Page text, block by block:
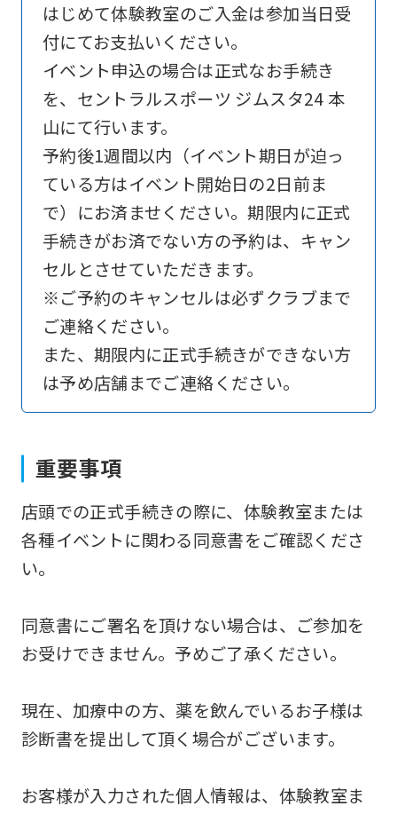
はじめて体験教室のご入金は参加当日受
付にてお支払いください。
イベント申込の場合は正式なお手続き
を、セントラルスポーツ ジムスタ24 本
山にて行います。
予約後1週間以内（イベント期日が迫っ
ている方はイベント開始日の2日前ま
で）にお済ませください。期限内に正式
手続きがお済でない方の予約は、キャン
セルとさせていただきます。
※ご予約のキャンセルは必ずクラブまで
ご連絡ください。
また、期限内に正式手続きができない方
は予め店舗までご連絡ください。
重要事項
店頭での正式手続きの際に、体験教室または
各種イベントに関わる同意書をご確認くださ
い。
同意書にご署名を頂けない場合は、ご参加を
お受けできません。予めご了承ください。
現在、加療中の方、薬を飲んでいるお子様は
診断書を提出して頂く場合がございます。
お客様が入力された個人情報は、体験教室ま
website
is
automatically
translated
English.
Click
the
link
below
(start
translation)
to
return
top
page.
However,
you
use
an
automatic
translation
service,
the